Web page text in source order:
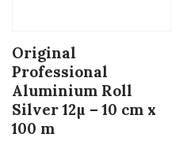
Original
Professional
Aluminium Roll
Silver 12µ – 10 cm x
100 m